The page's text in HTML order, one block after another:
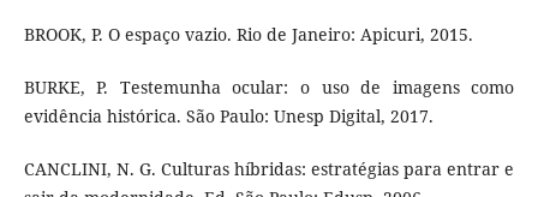
BROOK, P. O espaço vazio. Rio de Janeiro: Apicuri, 2015.
BURKE, P. Testemunha ocular: o uso de imagens como
evidência histórica. São Paulo: Unesp Digital, 2017.
CANCLINI, N. G. Culturas híbridas: estratégias para entrar e